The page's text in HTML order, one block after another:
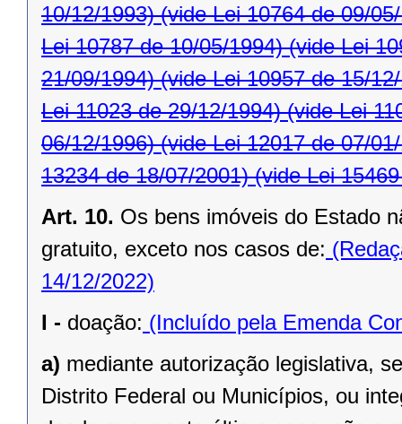
10/12/1993)(vide Lei 10764 de 09/
Lei 10787 de 10/05/1994)(vide Lei
21/09/1994)(vide Lei 10957 de 15/
Lei 11023 de 29/12/1994)(vide Lei
06/12/1996)(vide Lei 12017 de 07/
13234 de 18/07/2001)(vide Lei
Art. 10. Os bens imóveis do Estado
gratuito, exceto nos casos de:
14/12/2022)
I - doação: (Incluído pela Emenda
a) mediante autorização legislativa,
Distrito Federal ou Municípios, ou